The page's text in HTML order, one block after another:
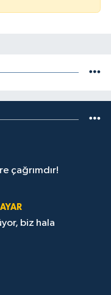
çağrımdır!
biz hala